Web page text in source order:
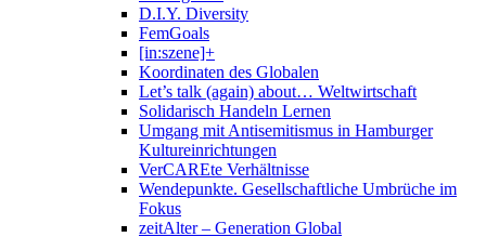
D.I.Y. Diversity
FemGoals
[in:szene]+
Koordinaten des Globalen
Let’s talk (again) about… Weltwirtschaft
Solidarisch Handeln Lernen
Umgang mit Antisemitismus in Hamburger
Kultureinrichtungen
VerCAREte Verhältnisse
Wendepunkte. Gesellschaftliche Umbrüche im
Fokus
zeitAlter – Generation Global